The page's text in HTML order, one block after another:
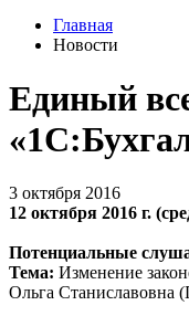
Главная
Новости
Единый
3 октября 2016
12 октября 2016 г.
Потенциальные
Тема: Изменение
Ольга Станиславовна